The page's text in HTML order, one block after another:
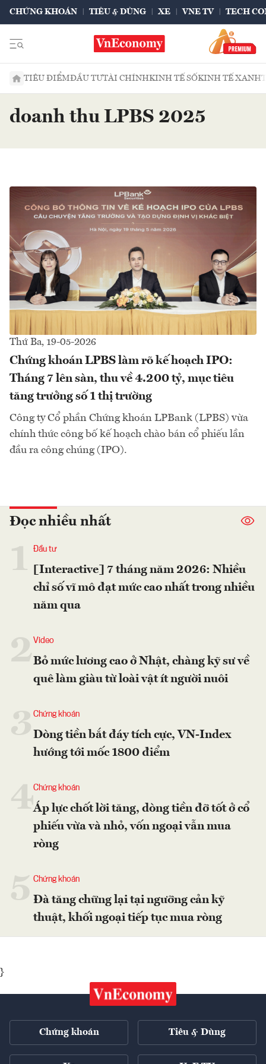
CHỨNG KHOÁN TIÊU & DÙNG XE VNE TV TECH
TIÊU ĐIỂMĐẦU TƯTÀI CHÍNHKINH TẾ SỐKINH TẾ XANH
doanh thu LPBS 2025
Thứ Ba, 19-05-2026
Chứng khoán LPBS làm rõ kế hoạch IPO:
Tháng 7 lên sàn, thu về 4.200 tỷ, mục tiêu
tăng trưởng số 1 thị trường
Công ty Cổ phần Chứng khoán LPBank (LPBS) vừa
chính thức công bố kế hoạch chào bán cổ phiếu lần
đầu ra công chúng (IPO).
Đọc nhiều nhất
Đầu tư
[Interactive] 7 tháng năm 2026: Nhiều
chỉ số vĩ mô đạt mức cao nhất trong nhiều
năm qua
2Video
Bỏ mức lương cao ở Nhật, chàng kỹ sư về
quê làm giàu từ loài vật ít người nuôi
Chứng khoán
Dòng tiền bắt đáy tích cực, VN-Index
hướng tới mốc 1800 điểm
4Chứng khoán
Áp lực chốt lời tăng, dòng tiền đỡ tốt ở cổ
phiếu vừa và nhỏ, vốn ngoại vẫn mua
ròng
Chứng khoán
Đà tăng chững lại tại ngưỡng cản kỹ
thuật, khối ngoại tiếp tục mua ròng
}
Chứng khoán Tiêu & Dùng